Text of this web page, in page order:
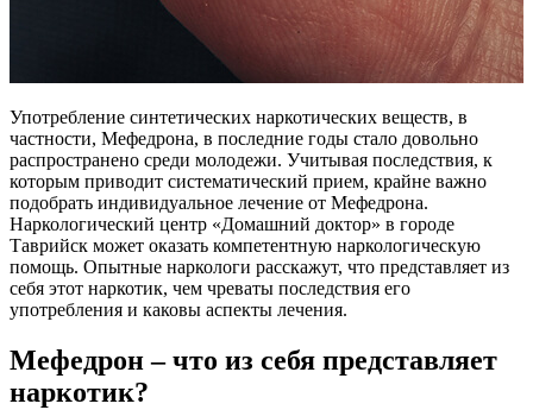
Употребление синтетических наркотических веществ, в
частности, Мефедрона, в последние годы стало довольно
распространено среди молодежи. Учитывая последствия, к
которым приводит систематический прием, крайне важно
подобрать индивидуальное лечение от Мефедрона.
Наркологический центр «Домашний доктор» в городе
Таврийск может оказать компетентную наркологическую
помощь. Опытные наркологи расскажут, что представляет из
себя этот наркотик, чем чреваты последствия его
употребления и каковы аспекты лечения.
Мефедрон – что из себя представляет
наркотик?